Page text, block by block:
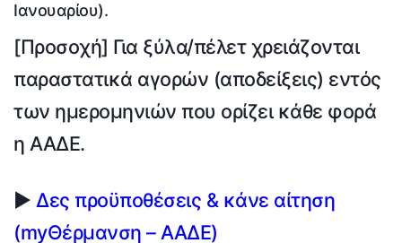
Ιανουαρίου).
[Προσοχή] Για ξύλα/πέλετ χρειάζονται
παραστατικά αγορών (αποδείξεις) εντός
των ημερομηνιών που ορίζει κάθε φορά
η ΑΑΔΕ.
▶ Δες προϋποθέσεις & κάνε αίτηση
(myΘέρμανση – ΑΑΔΕ)